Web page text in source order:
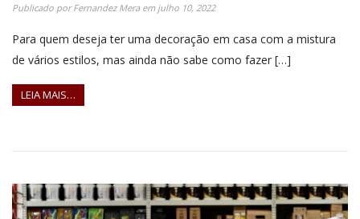
Publicado porFernandez Meraem julho 10, 2022
Para quem deseja ter uma decoração em casa com a mistura
de vários estilos, mas ainda não sabe como fazer […]
LEIA MAIS…